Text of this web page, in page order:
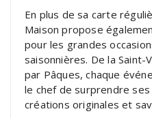
En plus de sa carte
Maison propose
pour les grandes
saisonnières. De la Saint-
par Pâques, chaque
le chef de surprendre
créations originales et